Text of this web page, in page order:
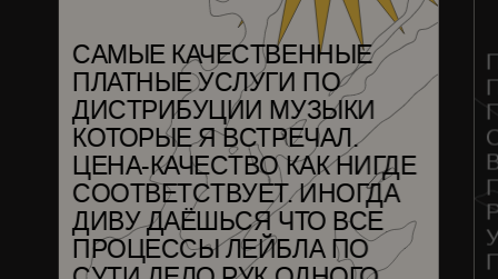
САМЫЕ КАЧЕСТВЕННЫЕ
ПЛАТНЫЕ УСЛУГИ ПО
ДИСТРИБУЦИИ МУЗЫКИ
КОТОРЫЕ Я ВСТРЕЧАЛ.
ЦЕНА-КАЧЕСТВО КАК НИГДЕ
СООТВЕТСТВУЕТ. ИНОГДА
ДИВУ ДАЁШЬСЯ ЧТО ВСЕ
ПРОЦЕССЫ ЛЕЙБЛА ПО